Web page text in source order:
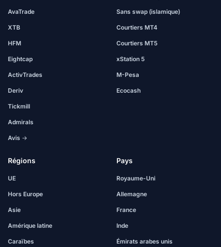
AvaTrade
XTB
HFM
Eightcap
ActivTrades
Deriv
Tickmill
Admirals
Avis →
Sans swap (islamique)
Courtiers MT4
Courtiers MT5
xStation 5
M-Pesa
Ecocash
Régions
UE
Hors Europe
Asie
Amérique latine
Caraïbes
Pays
Royaume-Uni
Allemagne
France
Inde
Émirats arabes unis